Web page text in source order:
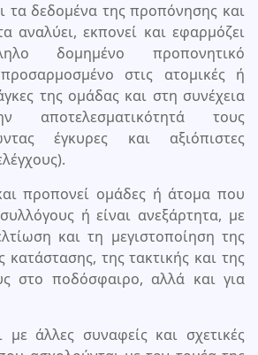
τα δεδομένα της προπόνησης και
αναλύει, εκπονεί και εφαρμόζει
δομημένο προπονητικό
στις ατομικές ή
της ομάδας και στη συνέχεια
αποτελεσματικότητά τους
έγκυρες και αξιόπιστες
προπονεί ομάδες ή άτομα που
ή είναι ανεξάρτητα, με
και τη μεγιστοποίηση της
κατάστασης, της τακτικής και της
στο ποδόσφαιρο, αλλά και για
με άλλες συναφείς και σχετικές